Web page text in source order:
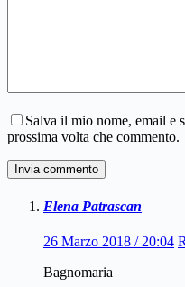
Salva il mio nome, email e
prossima volta che commento.
Invia commento
Elena Patrascan
26 Marzo 2018 / 20:04
Bagnomaria